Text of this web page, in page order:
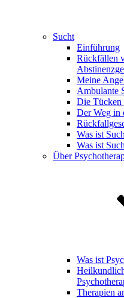
Sucht
Einführung
Rückfällen
Meine
Ambulante
Die Tücken
Der Weg in
Was ist
Was ist
Über
Was ist
Therapien